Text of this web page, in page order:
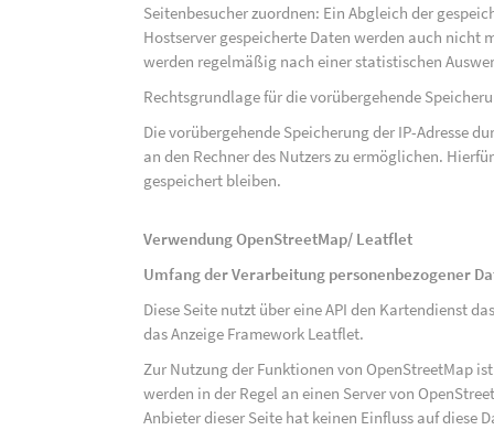
Seitenbesucher zuordnen: Ein Abgleich der
Hostserver gespeicherte Daten werden auch nicht
werden regelmäßig nach einer statistischen
Rechtsgrundlage für die vorübergehende
Die vorübergehende Speicherung der IP-Adresse
an den Rechner des Nutzers zu ermöglichen.
gespeichert bleiben.
Verwendung OpenStreetMap/ Leatflet
Umfang der Verarbeitung personenbezogener
Diese Seite nutzt über eine API den Kartendienst
das Anzeige Framework Leatflet.
Zur Nutzung der Funktionen von OpenStreetMap
werden in der Regel an einen Server von
Anbieter dieser Seite hat keinen Einfluss auf diese